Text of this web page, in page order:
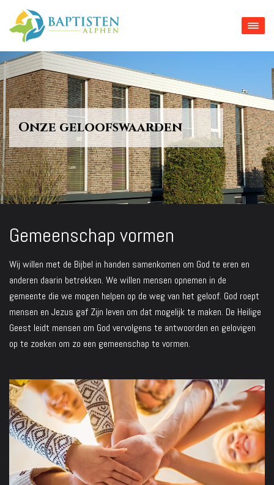
Onze geloofswaarden
Gemeenschap vormen
Wij willen met de Bijbel in handen samenkomen om God te eren en
anderen daarin betrekken. We willen mensen opnemen in de
gemeente die we mogen helpen op de weg van het geloof. God roept
mensen en Jezus gaf Zijn leven om dat mogelijk te maken. De Heilige
Geest leidt mensen om God vervolgens te antwoorden en gelovigen
op te zoeken om zo een gemeenschap te vormen.